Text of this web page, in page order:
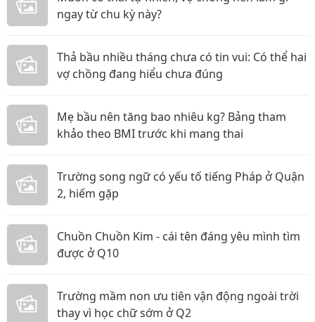
ngay từ chu kỳ này?
Thả bầu nhiều tháng chưa có tin vui: Có thể hai
vợ chồng đang hiểu chưa đúng
Mẹ bầu nên tăng bao nhiêu kg? Bảng tham
khảo theo BMI trước khi mang thai
Trường song ngữ có yếu tố tiếng Pháp ở Quận
2, hiếm gặp
Chuồn Chuồn Kim - cái tên đáng yêu mình tìm
được ở Q10
Trường mầm non ưu tiên vận động ngoài trời
thay vì học chữ sớm ở Q2